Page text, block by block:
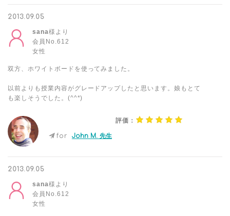
2013.09.05
sana様より
会員No.612
女性
双方、ホワイトボードを使ってみました。
以前よりも授業内容がグレードアップしたと思います。娘もとて
も楽しそうでした。(^^*)
評価：
for John M. 先生
2013.09.05
sana様より
会員No.612
女性